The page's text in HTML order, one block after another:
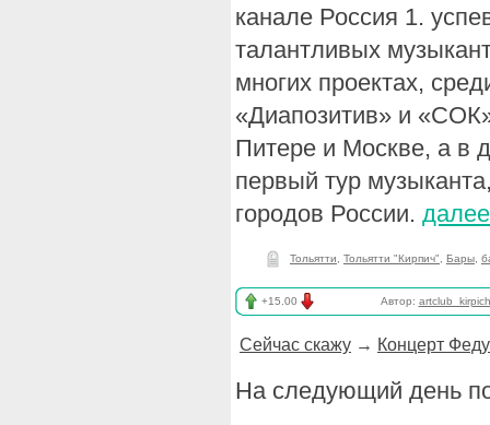
канале Россия 1.
талантливых
многих проектах,
«Диапозитив» и
Питере и Москве, а в
первый тур
городов России.
Тольятти Тольятти "Кирпич" Бары
+15.00 Автор: artclub_kirpich
Сейчас скажу → Концерт
На следующий день